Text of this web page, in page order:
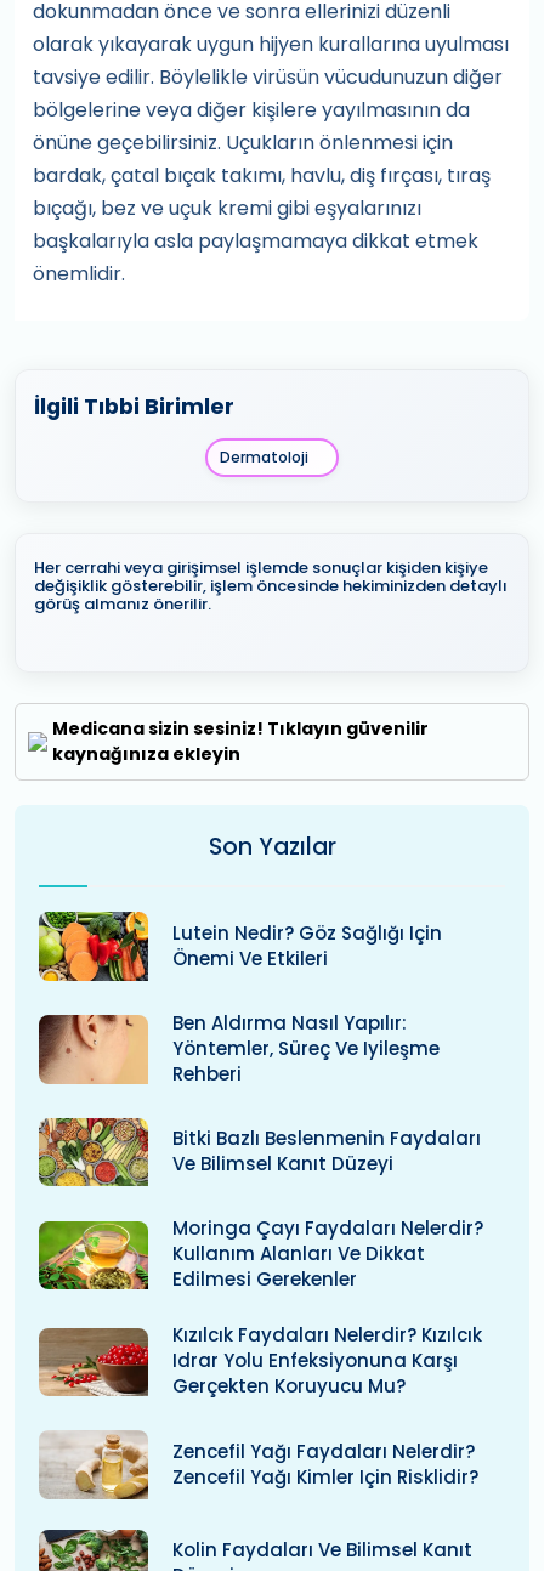
dokunmadan önce ve sonra ellerinizi düzenli
olarak yıkayarak uygun hijyen kurallarına uyulması
tavsiye edilir. Böylelikle virüsün vücudunuzun diğer
bölgelerine veya diğer kişilere yayılmasının da
önüne geçebilirsiniz. Uçukların önlenmesi için
bardak, çatal bıçak takımı, havlu, diş fırçası, tıraş
bıçağı, bez ve uçuk kremi gibi eşyalarınızı
başkalarıyla asla paylaşmamaya dikkat etmek
önemlidir.
İlgili Tıbbi Birimler
Dermatoloji
Her cerrahi veya girişimsel işlemde sonuçlar kişiden kişiye
değişiklik gösterebilir, işlem öncesinde hekiminizden detaylı
görüş almanız önerilir.
Medicana sizin sesiniz! Tıklayın güvenilir
kaynağınıza ekleyin
Son Yazılar
Lutein Nedir? Göz Sağlığı Için
Önemi Ve Etkileri
Ben Aldırma Nasıl Yapılır:
Yöntemler, Süreç Ve Iyileşme
Rehberi
Bitki Bazlı Beslenmenin Faydaları
Ve Bilimsel Kanıt Düzeyi
Moringa Çayı Faydaları Nelerdir?
Kullanım Alanları Ve Dikkat
Edilmesi Gerekenler
Kızılcık Faydaları Nelerdir? Kızılcık
Idrar Yolu Enfeksiyonuna Karşı
Gerçekten Koruyucu Mu?
Zencefil Yağı Faydaları Nelerdir?
Zencefil Yağı Kimler Için Risklidir?
Kolin Faydaları Ve Bilimsel Kanıt